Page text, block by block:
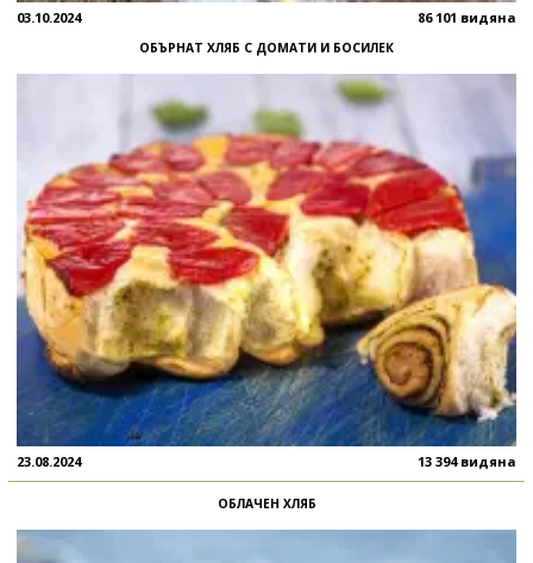
03.10.2024 86 101 видяна
ОБЪРНАТ ХЛЯБ С ДОМАТИ И БОСИЛЕК
23.08.2024 13 394 видяна
ОБЛАЧЕН ХЛЯБ